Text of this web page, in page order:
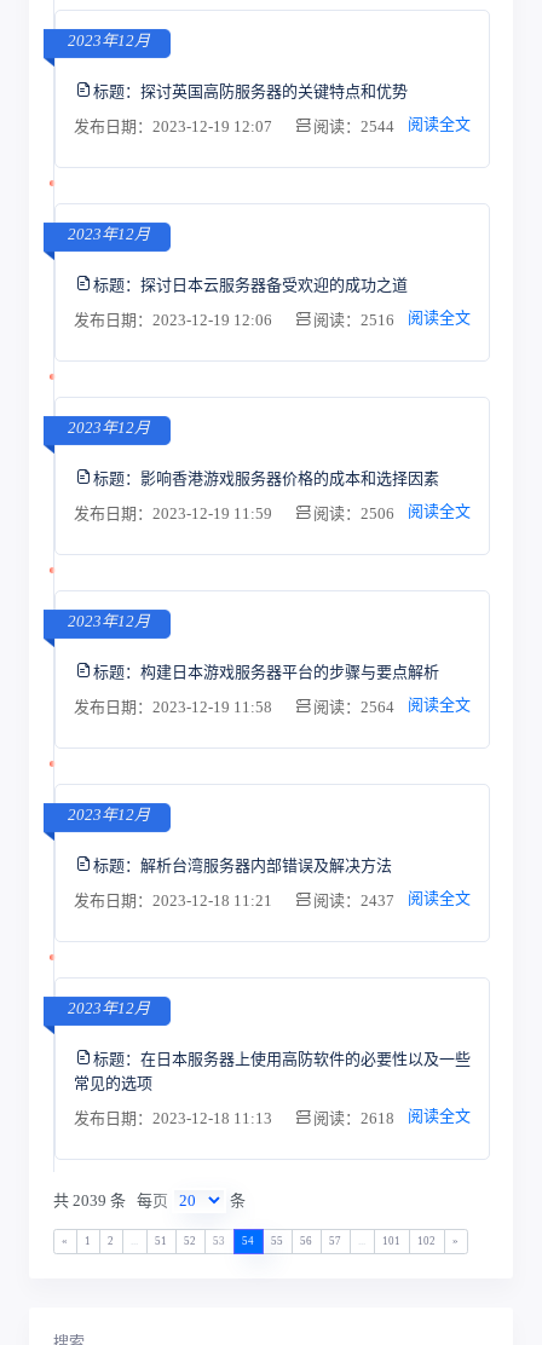
2023年12月
标题： 探讨英国高防服务器的关键特点和优势
发布日期：2023-12-19 12:07
阅读：2544 阅读全文
2023年12月
标题： 探讨日本云服务器备受欢迎的成功之道
发布日期：2023-12-19 12:06
阅读：2516 阅读全文
2023年12月
标题： 影响香港游戏服务器价格的成本和选择因素
发布日期：2023-12-19 11:59
阅读：2506 阅读全文
2023年12月
标题： 构建日本游戏服务器平台的步骤与要点解析
发布日期：2023-12-19 11:58
阅读：2564 阅读全文
2023年12月
标题： 解析台湾服务器内部错误及解决方法
发布日期：2023-12-18 11:21
阅读：2437 阅读全文
2023年12月
标题： 在日本服务器上使用高防软件的必要性以及一些
常见的选项
发布日期：2023-12-18 11:13
阅读：2618 阅读全文
共 2039 条 每页 条
« 1 2 51 52 53 54 55 56 57 101 102 »